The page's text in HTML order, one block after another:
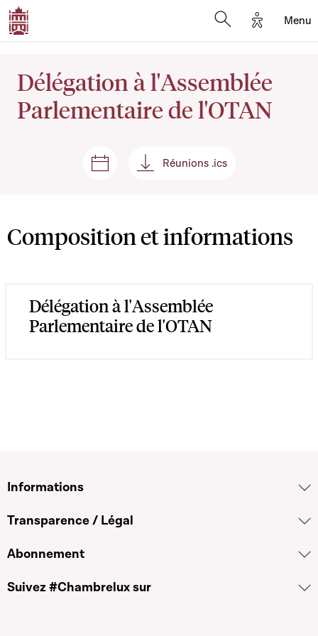
Options
Menu
Délégation à l'Assemblée
Parlementaire de l'OTAN
Séances et réunions
Réunions .ics
Réunions .ics
Composition et informations
Délégation à l'Assemblée
Parlementaire de l'OTAN
Informations
Transparence / Légal
Abonnement
Suivez #Chambrelux sur